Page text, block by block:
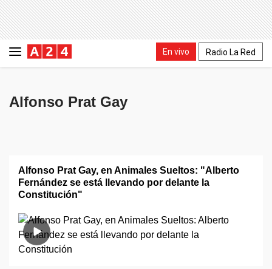
En vivo Radio La Red
Alfonso Prat Gay
Alfonso Prat Gay, en Animales Sueltos: "Alberto
Fernández se está llevando por delante la
Constitución"